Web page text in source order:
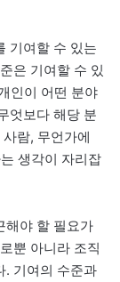
기여할 수 있는
은 기여할 수 있
인이 어떤 분야
엇보다 해당 분
람, 무언가에
생각이 자리잡
해야 할 필요가
뿐 아니라 조직
. 기여의 수준과